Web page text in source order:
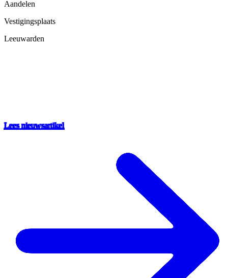
Aandelen
Vestigingsplaats
Leeuwarden
Lees nieuwsartikel